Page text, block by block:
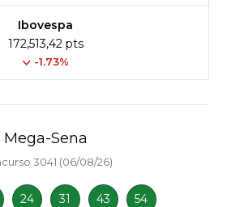
Ibovespa
172,513,42 pts
-1.73%
Mega-Sena
3041 (06/08/26)
24 31 43 54